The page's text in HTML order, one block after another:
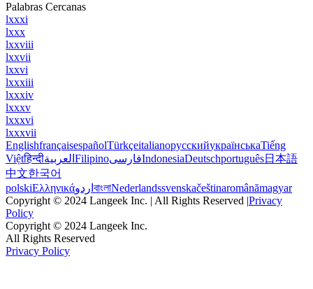
Palabras Cercanas
lxxxi
lxxx
lxxviii
lxxvii
lxxvi
lxxxiii
lxxxiv
lxxxv
lxxxvi
lxxxvii
EnglishfrançaisespañolTürkçeitalianoрусскийукраїнськаTiếng
Việtहिन्दीالعربية FilipinoفارسیIndonesiaDeutschportuguês日本語
中文한국어
polskiΕλληνικάاردو বাংলাNederlandssvenskačeštinaromânămagyar
Copyright © 2024 Langeek Inc. | All Rights Reserved |Privacy
Policy
Copyright © 2024 Langeek Inc.
All Rights Reserved
Privacy Policy